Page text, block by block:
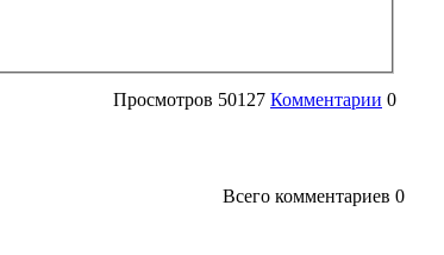
Просмотров 50127 Комментарии 0
Всего комментариев 0